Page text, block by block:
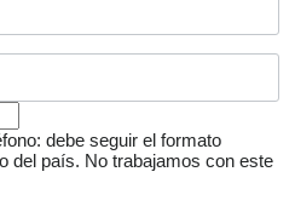
debe seguir el formato
del país. No trabajamos con este